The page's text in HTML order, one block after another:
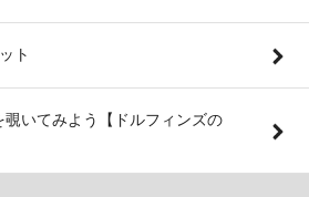
ト
いてみよう【ドルフィンズの